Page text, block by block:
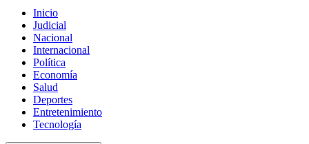
Inicio
Judicial
Nacional
Internacional
Política
Economía
Salud
Deportes
Entretenimiento
Tecnología